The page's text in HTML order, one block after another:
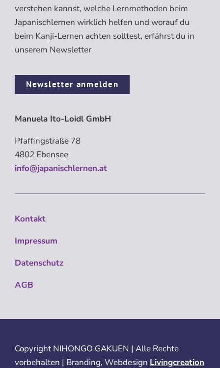
verstehen kannst, welche Lernmethoden beim
Japanischlernen wirklich helfen und worauf du
beim Kanji-Lernen achten solltest, erfährst du in
unserem Newsletter
Newsletter anmelden
Manuela Ito-Loidl GmbH
Pfaffingstraße 78
4802 Ebensee
info@japanischlernen.at
Kontakt
Impressum
Datenschutz
AGB
Copyright NIHONGO GAKUEN | Alle Rechte
vorbehalten | Branding, Webdesign Livingcreation